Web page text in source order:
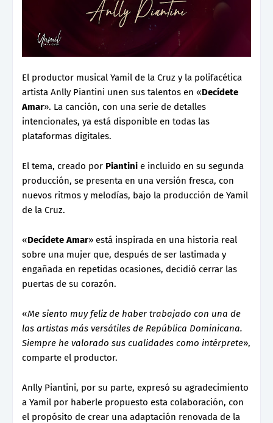
El productor musical Yamil de la Cruz y la polifacética
artista Anlly Piantini unen sus talentos en «Decídete
Amar». La canción, con una serie de detalles
intencionales, ya está disponible en todas las
plataformas digitales.
El tema, creado por Piantini e incluido en su segunda
producción, se presenta en una versión fresca, con
nuevos ritmos y melodías, bajo la producción de Yamil
de la Cruz.
«Decídete Amar» está inspirada en una historia real
sobre una mujer que, después de ser lastimada y
engañada en repetidas ocasiones, decidió cerrar las
puertas de su corazón.
«Me siento muy feliz de haber trabajado con una de
las artistas más versátiles de República Dominicana.
Siempre he valorado sus cualidades como intérprete»,
comparte el productor.
Anlly Piantini, por su parte, expresó su agradecimiento
a Yamil por haberle propuesto esta colaboración, con
el propósito de crear una adaptación renovada de la